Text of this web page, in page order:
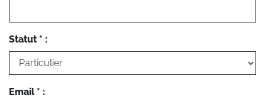
Statut * :
Email * :